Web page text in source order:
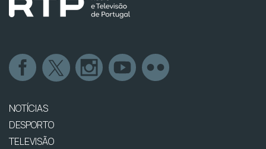
NOTÍCIAS
DESPORTO
TELEVISÃO